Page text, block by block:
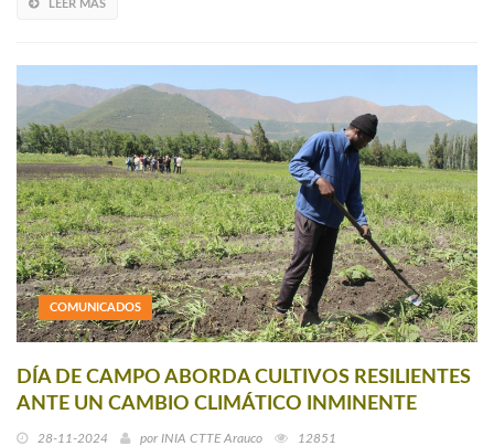
LEER MÁS
COMUNICADOS
DÍA DE CAMPO ABORDA CULTIVOS RESILIENTES
ANTE UN CAMBIO CLIMÁTICO INMINENTE
28-11-2024 por INIA CTTE Arauco 12851